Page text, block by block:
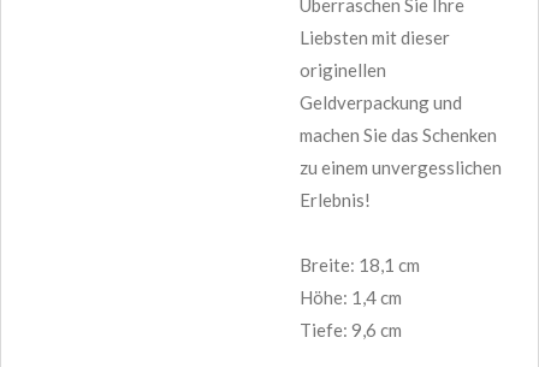
Überraschen Sie Ihre
Liebsten mit dieser
originellen
Geldverpackung und
machen Sie das Schenken
zu einem unvergesslichen
Erlebnis!
Breite: 18,1 cm
Höhe: 1,4 cm
Tiefe: 9,6 cm